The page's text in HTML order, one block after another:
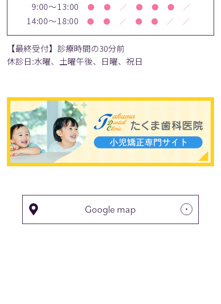
9:00～13:00 ● ● ／ ● ● ● ／
14:00～18:00 ● ● ／ ● ● ／ ／
【最終受付】診療時間の30分前
休診日:水曜、土曜午後、日曜、祝日
Google map